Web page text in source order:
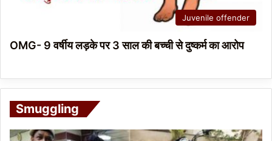
Juvenile offender
OMG- 9 वर्षीय लड़के पर 3 साल की बच्ची से दुष्कर्म का आरोप
Smuggling